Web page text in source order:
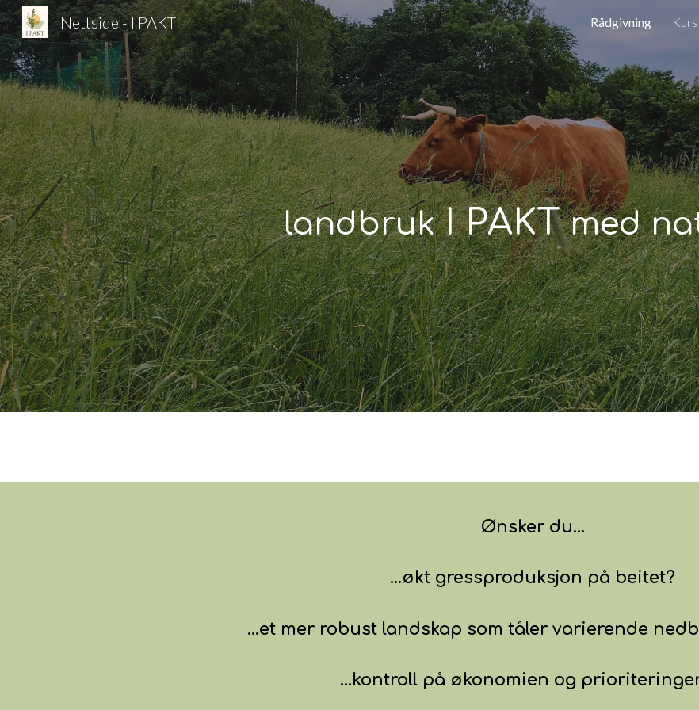
Skip to main content Skip to
Nettside - I PAKT Rådgivning
landbrukI PAKTmed
Ønsker du...
...økt gressproduksjon på beitet?
...et mer robust landskap som tåler varierende
...kontroll på økonomien og